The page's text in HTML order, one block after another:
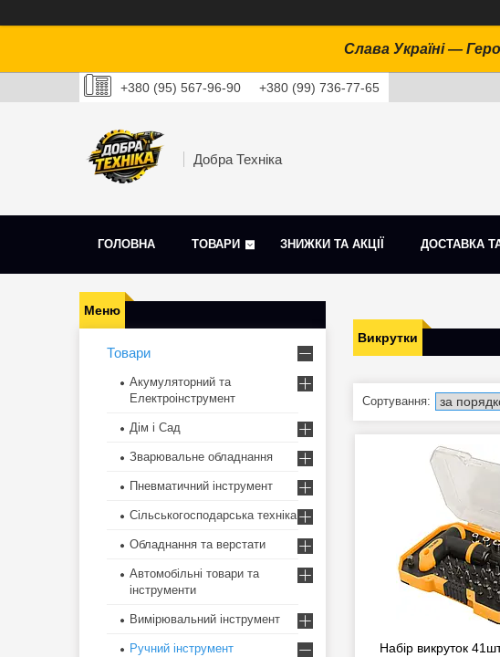
Слава Україні —
+380 (95) 567-96-90 +380 (99) 736-77-65
Добра Техніка
ГОЛОВНА ТОВАРИ ЗНИЖКИ ТА АКЦІЇ ДОСТАВКА
Викрутки
Набір викруток
Товари
Акумуляторний та
Електроінструмент
Дім і Сад
Зварювальне обладнання
Пневматичний інструмент
Сільськогосподарська техніка
Обладнання та верстати
Автомобільні товари та
інструменти
Вимірювальний інструмент
Ручний інструмент